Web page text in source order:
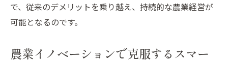
で、従来のデメリットを乗り越え、持続的な農業経営が
可能となるのです。
農業イノベーションで克服するスマー